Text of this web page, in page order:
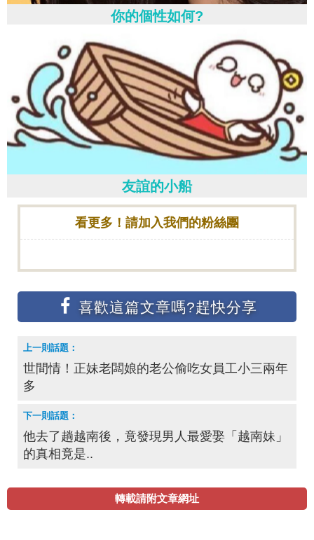
你的個性如何?
友誼的小船
看更多！請加入我們的粉絲團
世間情！正妹老闆娘的老公偷吃女員工小三兩年
多
他去了趟越南後，竟發現男人最愛娶「越南妹」
的真相竟是..
轉載請附文章網址